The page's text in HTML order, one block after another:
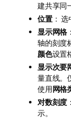
建共享同
位置： 选
显示网格
轴的刻度
颜色设置
显示次要
量直线。
使用网格
对数刻度
示。